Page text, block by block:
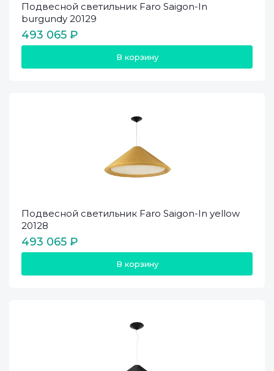
Подвесной светильник Faro Saigon-In
burgundy 20129
493 065 ₽
В корзину
Подвесной светильник Faro Saigon-In yellow
20128
493 065 ₽
В корзину